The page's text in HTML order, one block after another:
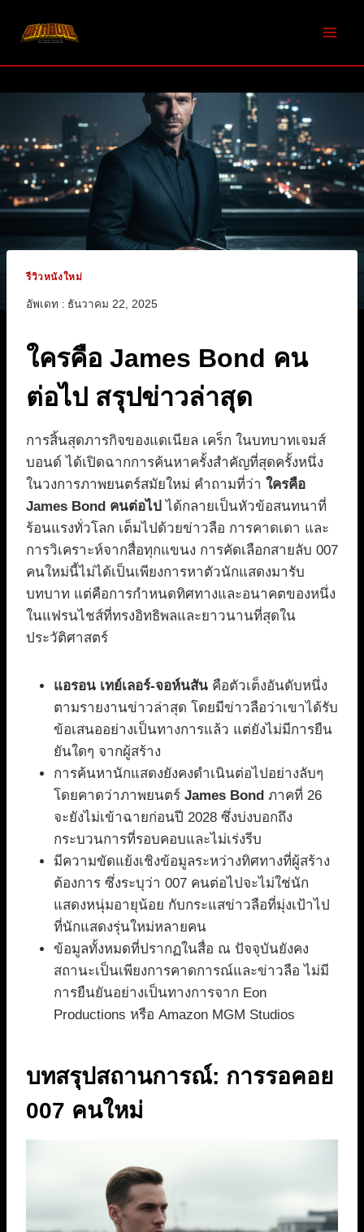
รีวิวหนังใหม่
อัพเดท : ธันวาคม 22, 2025
ใครคือ James Bond คน
ต่อไป สรุปข่าวล่าสุด
การสิ้นสุดภารกิจของแดเนียล เคร็ก ในบทบาทเจมส์
บอนด์ ได้เปิดฉากการค้นหาครั้งสำคัญที่สุดครั้งหนึ่ง
ในวงการภาพยนตร์สมัยใหม่ คำถามที่ว่า ใครคือ
James Bond คนต่อไป ได้กลายเป็นหัวข้อสนทนาที่
ร้อนแรงทั่วโลก เต็มไปด้วยข่าวลือ การคาดเดา และ
การวิเคราะห์จากสื่อทุกแขนง การคัดเลือกสายลับ 007
คนใหม่นี้ไม่ได้เป็นเพียงการหาตัวนักแสดงมารับ
บทบาท แต่คือการกำหนดทิศทางและอนาคตของหนึ่ง
ในแฟรนไชส์ที่ทรงอิทธิพลและยาวนานที่สุดใน
ประวัติศาสตร์
แอรอน เทย์เลอร์-จอห์นสัน คือตัวเต็งอันดับหนึ่ง
ตามรายงานข่าวล่าสุด โดยมีข่าวลือว่าเขาได้รับ
ข้อเสนออย่างเป็นทางการแล้ว แต่ยังไม่มีการยืน
ยันใดๆ จากผู้สร้าง
การค้นหานักแสดงยังคงดำเนินต่อไปอย่างลับๆ
โดยคาดว่าภาพยนตร์ James Bond ภาคที่ 26
จะยังไม่เข้าฉายก่อนปี 2028 ซึ่งบ่งบอกถึง
กระบวนการที่รอบคอบและไม่เร่งรีบ
มีความขัดแย้งเชิงข้อมูลระหว่างทิศทางที่ผู้สร้าง
ต้องการ ซึ่งระบุว่า 007 คนต่อไปจะไม่ใช่นัก
แสดงหนุ่มอายุน้อย กับกระแสข่าวลือที่มุ่งเป้าไป
ที่นักแสดงรุ่นใหม่หลายคน
ข้อมูลทั้งหมดที่ปรากฏในสื่อ ณ ปัจจุบันยังคง
สถานะเป็นเพียงการคาดการณ์และข่าวลือ ไม่มี
การยืนยันอย่างเป็นทางการจาก Eon
Productions หรือ Amazon MGM Studios
บทสรุปสถานการณ์: การรอคอย
007 คนใหม่